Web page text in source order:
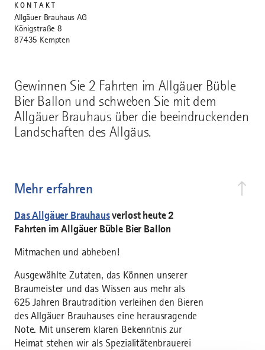
Gewinnen Sie 2 Fahrten im Allgäuer Büble
Bier Ballon und schweben Sie mit dem
Allgäuer Brauhaus über die beeindruckenden
Landschaften des Allgäus.
Mehr erfahren
Das Allgäuer Brauhausverlost heute 2
Fahrten im Allgäuer Büble Bier Ballon
Mitmachen und abheben!
Ausgewählte Zutaten, das Können unserer
Braumeister und das Wissen aus mehr als
625 Jahren Brautradition verleihen den Bieren
des Allgäuer Brauhauses eine herausragende
Note. Mit unserem klaren Bekenntnis zur
Heimat stehen wir als Spezialitätenbrauerei
KONTAKT
Allgäuer Brauhaus AG
Königstraße 8
87435 Kempten